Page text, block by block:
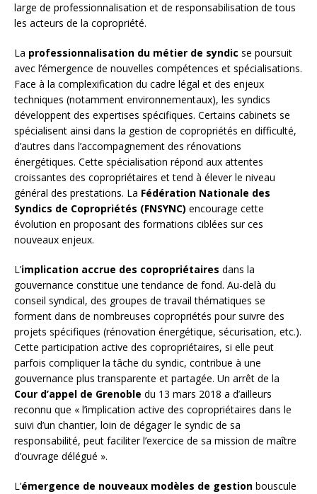
large de professionnalisation et de responsabilisation de tous
les acteurs de la copropriété.
La professionnalisation du métier de syndic se poursuit
avec l’émergence de nouvelles compétences et spécialisations.
Face à la complexification du cadre légal et des enjeux
techniques (notamment environnementaux), les syndics
développent des expertises spécifiques. Certains cabinets se
spécialisent ainsi dans la gestion de copropriétés en difficulté,
d’autres dans l’accompagnement des rénovations
énergétiques. Cette spécialisation répond aux attentes
croissantes des copropriétaires et tend à élever le niveau
général des prestations. La Fédération Nationale des
Syndics de Copropriétés (FNSYNC) encourage cette
évolution en proposant des formations ciblées sur ces
nouveaux enjeux.
L’implication accrue des copropriétaires dans la
gouvernance constitue une tendance de fond. Au-delà du
conseil syndical, des groupes de travail thématiques se
forment dans de nombreuses copropriétés pour suivre des
projets spécifiques (rénovation énergétique, sécurisation, etc.).
Cette participation active des copropriétaires, si elle peut
parfois compliquer la tâche du syndic, contribue à une
gouvernance plus transparente et partagée. Un arrêt de la
Cour d’appel de Grenoble du 13 mars 2018 a d’ailleurs
reconnu que « l’implication active des copropriétaires dans le
suivi d’un chantier, loin de dégager le syndic de sa
responsabilité, peut faciliter l’exercice de sa mission de maître
d’ouvrage délégué ».
L’émergence de nouveaux modèles de gestion bouscule